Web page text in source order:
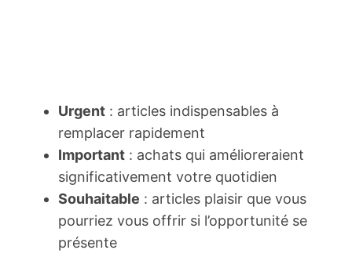
Urgent : articles indispensables à
remplacer rapidement
Important : achats qui amélioreraient
significativement votre quotidien
Souhaitable : articles plaisir que vous
pourriez vous offrir si l’opportunité se
présente